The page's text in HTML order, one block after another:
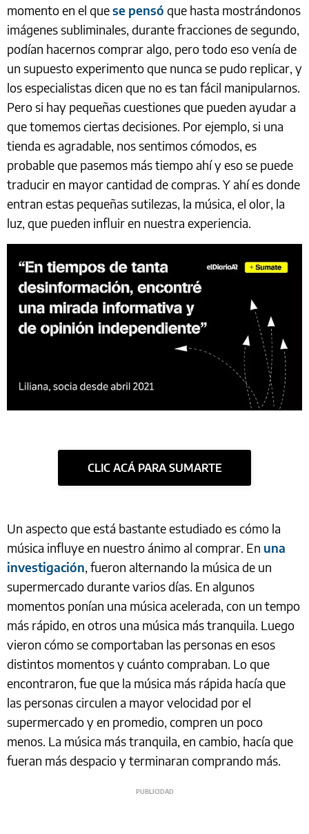
momento en el quese pensó que hasta mostrándonos
imágenes subliminales, durante fracciones de segundo,
podían hacernos comprar algo, pero todo eso venía de
un supuesto experimento que nunca se pudo replicar, y
los especialistas dicen que no es tan fácil manipularnos.
Pero si hay pequeñas cuestiones que pueden ayudar a
que tomemos ciertas decisiones. Por ejemplo, si una
tienda es agradable, nos sentimos cómodos, es
probable que pasemos más tiempo ahí y eso se puede
traducir en mayor cantidad de compras. Y ahí es donde
entran estas pequeñas sutilezas, la música, el olor, la
luz, que pueden influir en nuestra experiencia.
CLIC ACÁ PARA SUMARTE
Un aspecto que está bastante estudiado es cómo la
música influye en nuestro ánimo al comprar. En una
investigación, fueron alternando la música de un
supermercado durante varios días. En algunos
momentos ponían una música acelerada, con un tempo
más rápido, en otros una música más tranquila. Luego
vieron cómo se comportaban las personas en esos
distintos momentos y cuánto compraban. Lo que
encontraron, fue que la música más rápida hacía que
las personas circulen a mayor velocidad por el
supermercado y en promedio, compren un poco
menos. La música más tranquila, en cambio, hacía que
fueran más despacio y terminaran comprando más.